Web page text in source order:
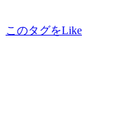
このタグをLike